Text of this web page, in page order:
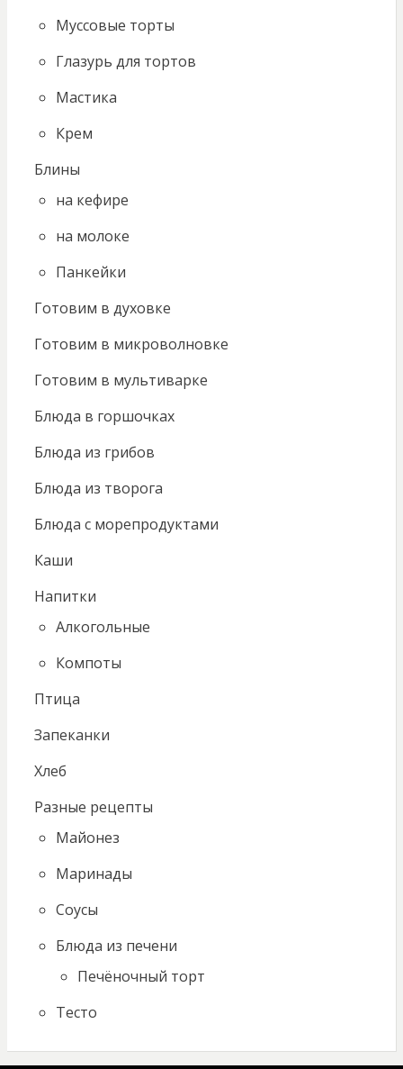
Муссовые торты
Глазурь для тортов
Мастика
Крем
Блины
на кефире
на молоке
Панкейки
Готовим в духовке
Готовим в микроволновке
Готовим в мультиварке
Блюда в горшочках
Блюда из грибов
Блюда из творога
Блюда с морепродуктами
Каши
Напитки
Алкогольные
Компоты
Птица
Запеканки
Хлеб
Разные рецепты
Майонез
Маринады
Соусы
Блюда из печени
Печёночный торт
Тесто